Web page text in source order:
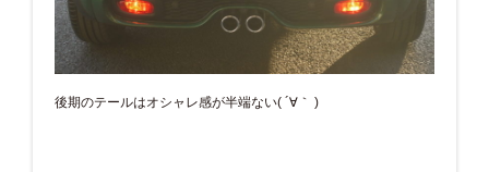
後期のテールはオシャレ感が半端ない( ´∀｀ )